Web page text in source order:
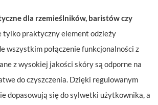
dla rzemieślników, baristów czy
tylko praktyczny element odzieży
wszystkim połączenie funkcjonalności z
z wysokiej jakości skóry są odporne na
do czyszczenia. Dzięki regulowanym
dopasowują się do sylwetki użytkownika, a